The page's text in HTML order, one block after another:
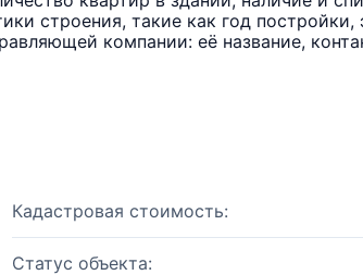
строения, такие как год постройки,
компании: её название,
Кадастровая стоимость:
Статус объекта: